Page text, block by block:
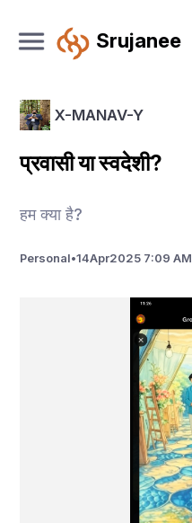
Srujanee
X-MANAV-Y
प्रवासी या स्वदेशी?
हम क्या है?
Personal•14Apr2025 7:09 AM